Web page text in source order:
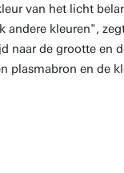
van het licht
kleuren",
naar de grootte en
plasmabron en de